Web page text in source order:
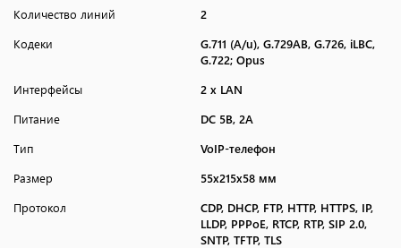
Количество линий
2
Кодеки
G.711 (A/u), G.729AB, G.726, iLBC,
G.722; Opus
Интерфейсы
2 x LAN
Питание
DC 5В, 2А
Тип
VoIP-телефон
Размер
55x215x58 мм
Протокол
CDP, DHCP, FTP, HTTP, HTTPS, IP,
LLDP, PPPoE, RTCP, RTP, SIP 2.0,
SNTP, TFTP, TLS